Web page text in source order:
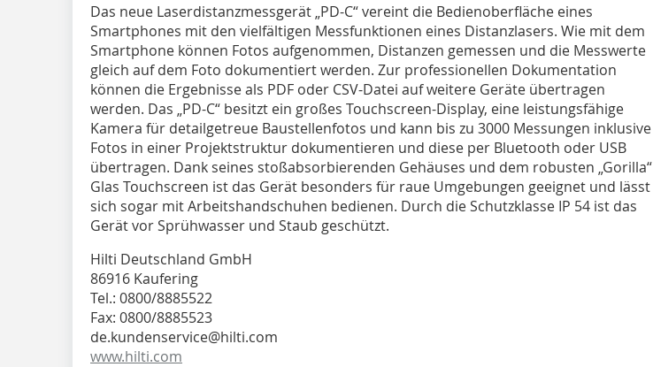
Das neue Laserdistanzmessgerät „PD-C“ vereint die Bedien­oberfläche eines
Smartphones mit den vielfältigen Messfunktionen eines Distanzlasers. Wie mit dem
Smartphone können Fotos aufgenommen, Distanzen gemessen und die Messwerte
gleich auf dem Foto dokumentiert werden. Zur professionellen Dokumentation
können die Ergebnisse als PDF oder CSV-Datei auf weitere Geräte übertragen
werden. Das „PD-C“ besitzt ein großes Touchscreen-Display, eine leistungsfähige
Kamera für detailgetreue Baustellenfotos und kann bis zu 3000 Messungen inklusive
Fotos in einer Projektstruktur dokumentieren und diese per Bluetooth oder USB
übertragen. Dank seines stoßabsor­bierenden Gehäuses und dem robusten „Gorilla“
Glas Touchscreen ist das Gerät besonders für raue Umgebungen geeignet und lässt
sich sogar mit Arbeitshandschuhen bedienen. Durch die Schutzklasse IP 54 ist das
Gerät vor Sprühwasser und Staub geschützt.
Hilti Deutschland GmbH
86916 Kaufering
Tel.: 0800/8885522
Fax: 0800/8885523
de.kundenservice@hilti.com
www.hilti.com